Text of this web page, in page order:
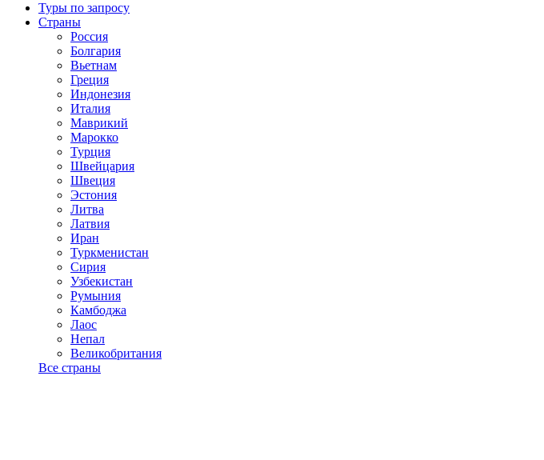
Туры по запросу
Страны
Россия
Болгария
Вьетнам
Греция
Индонезия
Италия
Маврикий
Марокко
Турция
Швейцария
Швеция
Эстония
Литва
Латвия
Иран
Туркменистан
Сирия
Узбекистан
Румыния
Камбоджа
Лаос
Непал
Великобритания
Все страны